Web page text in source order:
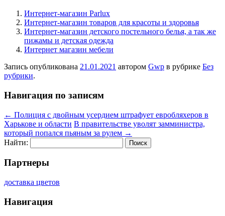
Интернет-магазин Parlux
Интернет-магазин товаров для красоты и здоровья
Интернет-магазин детского постельного белья, а так же
пижамы и детская одежда
Интернет магазин мебели
Запись опубликована 21.01.2021 автором Gwp в рубрике Без
рубрики.
Навигация по записям
← Полиция с двойным усердием штрафует евробляхеров в
Харькове и области В правительстве уволят замминистра,
который попался пьяным за рулем →
Найти:
Партнеры
доставка цветов
Навигация